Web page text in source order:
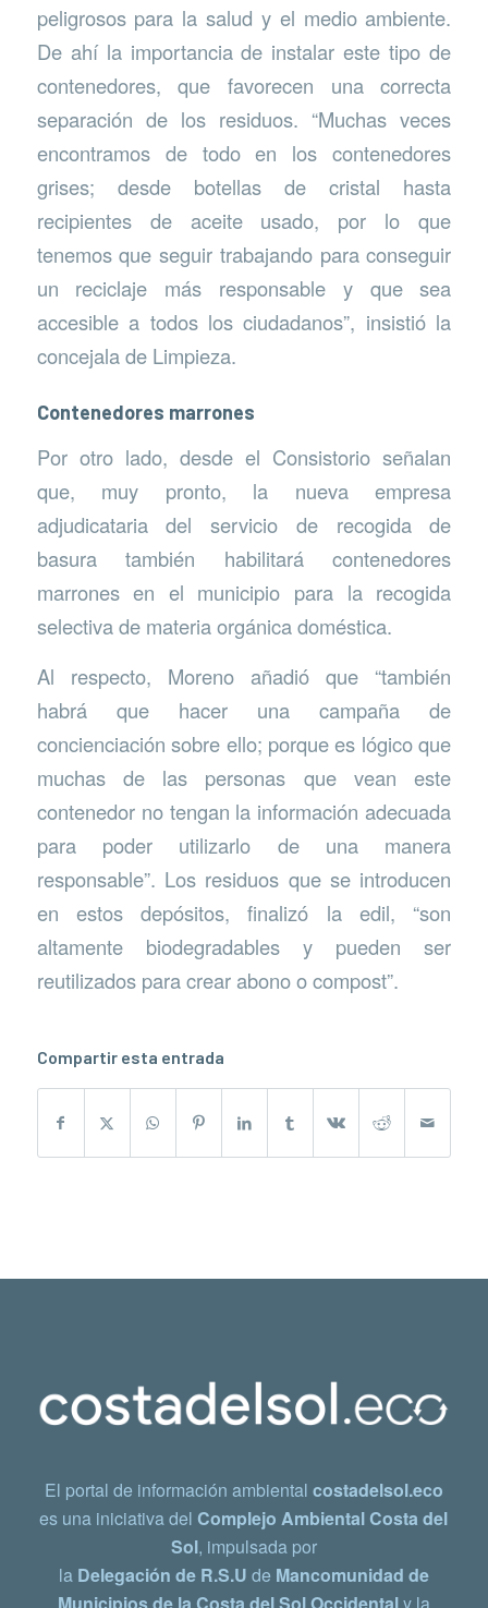
peligrosos para la salud y el medio ambiente.
De ahí la importancia de instalar este tipo de
contenedores, que favorecen una correcta
separación de los residuos. “Muchas veces
encontramos de todo en los contenedores
grises; desde botellas de cristal hasta
recipientes de aceite usado, por lo que
tenemos que seguir trabajando para conseguir
un reciclaje más responsable y que sea
accesible a todos los ciudadanos”, insistió la
concejala de Limpieza.
Contenedores marrones
Por otro lado, desde el Consistorio señalan
que, muy pronto, la nueva empresa
adjudicataria del servicio de recogida de
basura también habilitará contenedores
marrones en el municipio para la recogida
selectiva de materia orgánica doméstica.
Al respecto, Moreno añadió que “también
habrá que hacer una campaña de
concienciación sobre ello; porque es lógico que
muchas de las personas que vean este
contenedor no tengan la información adecuada
para poder utilizarlo de una manera
responsable”. Los residuos que se introducen
en estos depósitos, finalizó la edil, “son
altamente biodegradables y pueden ser
reutilizados para crear abono o compost”.
Compartir esta entrada
El portal de información ambiental costadelsol.eco
es una iniciativa delComplejo Ambiental Costa del
Sol, impulsada por
la Delegación de R.S.U de Mancomunidad de
Municipios de la Costa del Sol Occidentaly la